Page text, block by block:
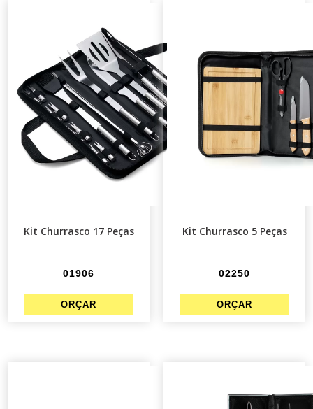
Kit Churrasco 17 Peças
01906
Kit Churrasco 5 Peças
02250